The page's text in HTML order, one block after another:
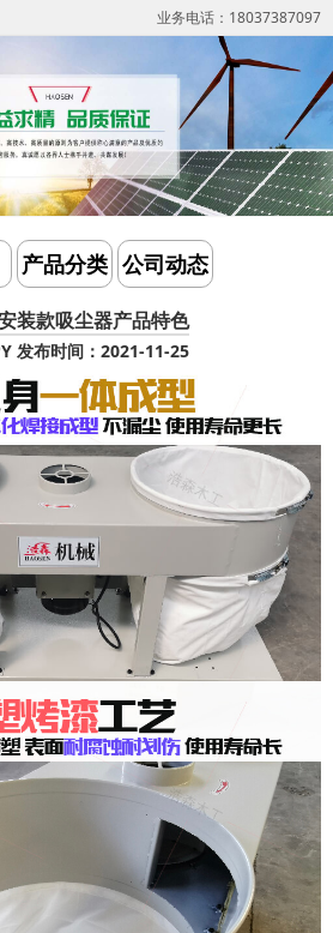
业务电话：18037387097
产品分类 公司动态
装款吸尘器产品特色
发布时间：2021-11-25